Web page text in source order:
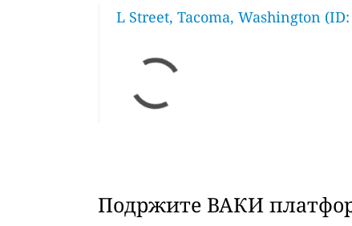
L Street, Tacoma, Washington
Подржите ВАКИ